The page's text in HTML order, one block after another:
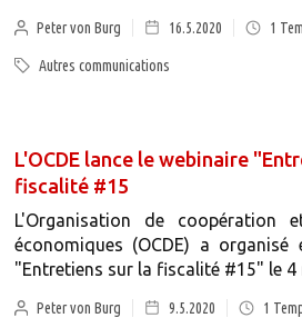
Peter von Burg 16.5.2020 1
Autres communications
L'OCDE lance le webinaire
fiscalité #15
L'Organisation de coopération
économiques (OCDE) a
"Entretiens sur la fiscalité #15" le 4
Peter von Burg 9.5.2020 1